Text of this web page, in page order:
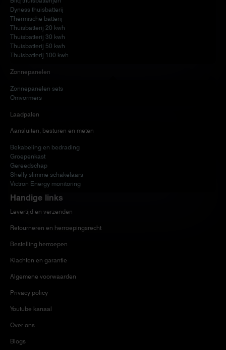
Dyness thuisbatterij
Thermische batterij
Thuisbatterij 20 kwh
Thuisbatterij 30 kwh
Thuisbatterij 50 kwh
Thuisbatterij 100 kwh
Zonnepanelen
Zonnepanelen sets
Omvormers
Laadpalen
Aansluiten, besturen en meten
Bekabeling en bedrading
Groepenkast
Gereedschap
Shelly slimme schakelaars
Victron Energy monitoring
Handige links
Levertijd en verzenden
Retourneren en herroepingsrecht
Bestelling herroepen
Klachten en garantie
Algemene voorwaarden
Privacy policy
Youtube kanaal
Over ons
Blogs